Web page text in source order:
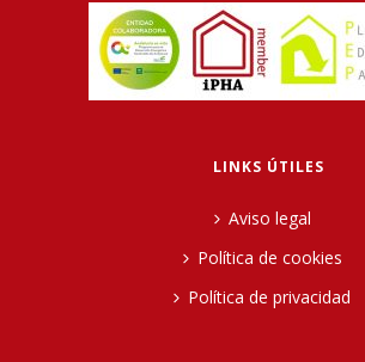
LINKS ÚTILES
Aviso legal
Política de cookies
Política de privacidad